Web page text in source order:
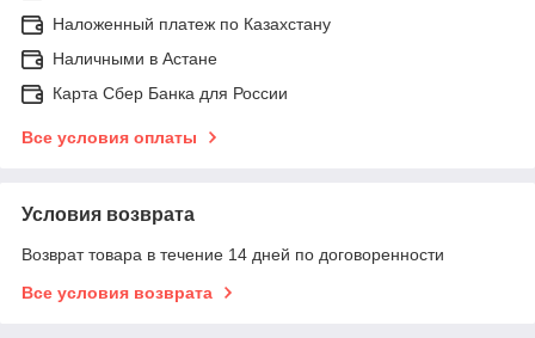
Наложенный платеж по Казахстану
Наличными в Астане
Карта Сбер Банка для России
Все условия оплаты
Условия возврата
Возврат товара в течение 14 дней по договоренности
Все условия возврата